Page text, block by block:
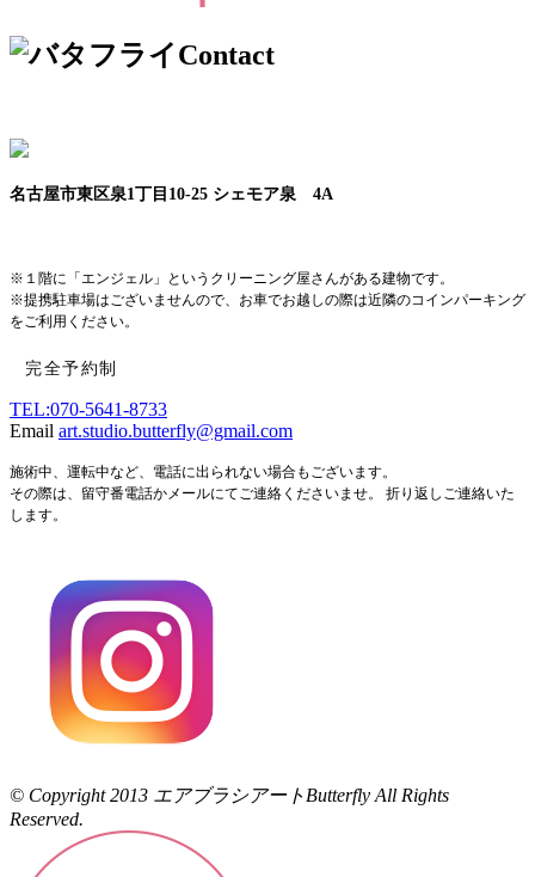
Contact
名古屋市東区泉1丁目10-25 シェモア泉 4A
※１階に「エンジェル」というクリーニング屋さんがある建物です。
※提携駐車場はございませんので、お車でお越しの際は近隣のコインパーキング
をご利用ください。
完全予約制
TEL:070-5641-8733
Email art.studio.butterfly@gmail.com
施術中、運転中など、電話に出られない場合もございます。
その際は、留守番電話かメールにてご連絡くださいませ。 折り返しご連絡いた
します。
© Copyright 2013 エアブラシアートButterfly All Rights
Reserved.